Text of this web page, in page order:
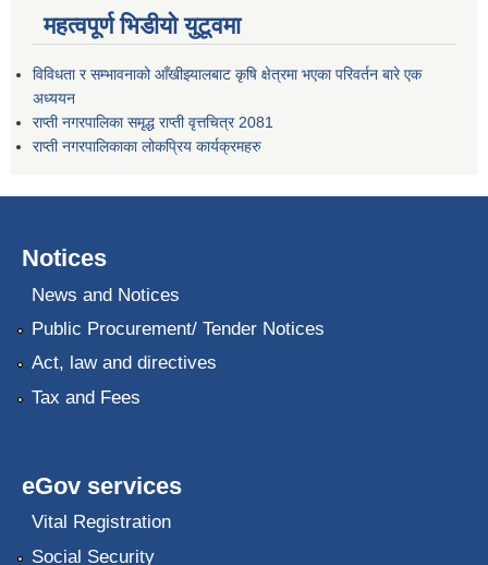
महत्वपूर्ण भिडीयो युटूवमा
विविधता र सम्भावनाको आँखीझ्यालबाट कृषि क्षेत्रमा भएका परिवर्तन बारे एक
अध्ययन
राप्ती नगरपालिका समृद्ध राप्ती वृत्तचित्र 2081
राप्ती नगरपालिकाका लोकप्रिय कार्यक्रमहरु
Notices
News and Notices
Public Procurement/ Tender Notices
Act, law and directives
Tax and Fees
eGov services
Vital Registration
Social Security